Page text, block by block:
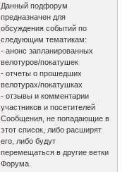
Данный подфорум
предназначен для
обсуждения событий по
следующим тематикам:
- анонс запланированных
велотуров/покатушек
- отчеты о прошедших
велотурах/покатушках
- отзывы и комментарии
участников и посетителей
Сообщения, не попадающие в
этот список, либо расширят
его, либо будут
перемещаться в другие ветки
Форума.